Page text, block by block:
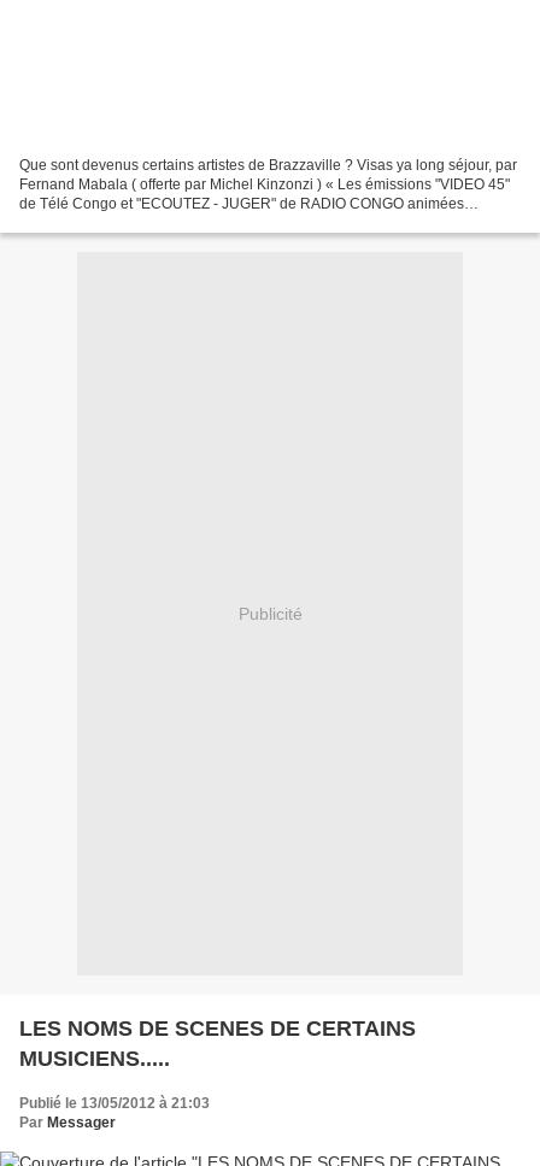
Que sont devenus certains artistes de Brazzaville ? Visas ya long séjour, par
Fernand Mabala ( offerte par Michel Kinzonzi ) « Les émissions "VIDEO 45"
de Télé Congo et "ECOUTEZ - JUGER" de RADIO CONGO animées
Publicité
LES NOMS DE SCENES DE CERTAINS
MUSICIENS.....
Publié le 13/05/2012 à 21:03
Par Messager